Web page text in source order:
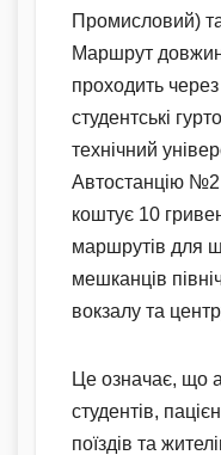
Промисловий)
Маршрут
проходить
студентські
технічний
Автостанцію №2
коштує 10
маршрутів для
мешканців
вокзалу та
Це означає, що
студентів,
поїздів та